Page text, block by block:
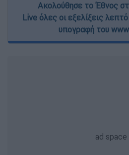
Ακολούθησε το Έθνος
Live όλες οι εξελίξεις
υπογραφή του